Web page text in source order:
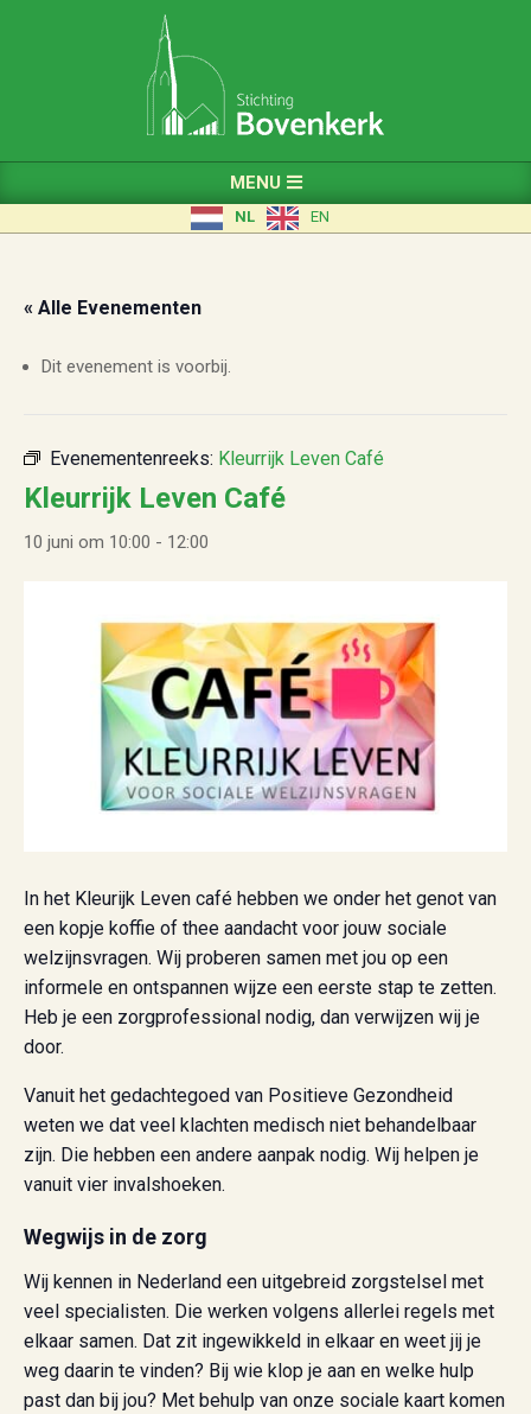
Navigation
Menu
MENU
NL EN
« Alle Evenementen
Dit evenement is voorbij.
Evenementenreeks: Kleurrijk Leven Café
Kleurrijk Leven Café
10 juni om 10:00 - 12:00
In het Kleurijk Leven café hebben we onder het genot van
een kopje koffie of thee aandacht voor jouw sociale
welzijnsvragen. Wij proberen samen met jou op een
informele en ontspannen wijze een eerste stap te zetten.
Heb je een zorgprofessional nodig, dan verwijzen wij je
door.
Vanuit het gedachtegoed van Positieve Gezondheid
weten we dat veel klachten medisch niet behandelbaar
zijn. Die hebben een andere aanpak nodig. Wij helpen je
vanuit vier invalshoeken.
Wegwijs in de zorg
Wij kennen in Nederland een uitgebreid zorgstelsel met
veel specialisten. Die werken volgens allerlei regels met
elkaar samen. Dat zit ingewikkeld in elkaar en weet jij je
weg daarin te vinden? Bij wie klop je aan en welke hulp
past dan bij jou? Met behulp van onze sociale kaart komen